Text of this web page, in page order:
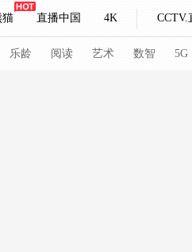
猫 直播中国 4K CCTV.
学习
乐龄 阅读 艺术 数智 5G